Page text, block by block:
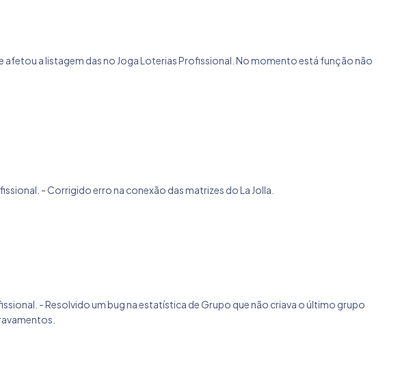
a listagem das no Joga Loterias Profissional. No momento está função não
- Corrigido erro na conexão das matrizes do La Jolla.
- Resolvido um bug na estatística de Grupo que não criava o último grupo